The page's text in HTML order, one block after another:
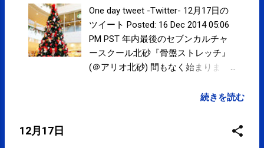
One day tweet -Twitter- 12月17日の
ツイート Posted: 16 Dec 2014 05:06
PM PST 年内最後のセブンカルチャ
ースクール北砂『骨盤ストレッチ』
(＠アリオ北砂) 間もなく始まりま
10:06:49 12月16日のツイート続きを読む
12月17日